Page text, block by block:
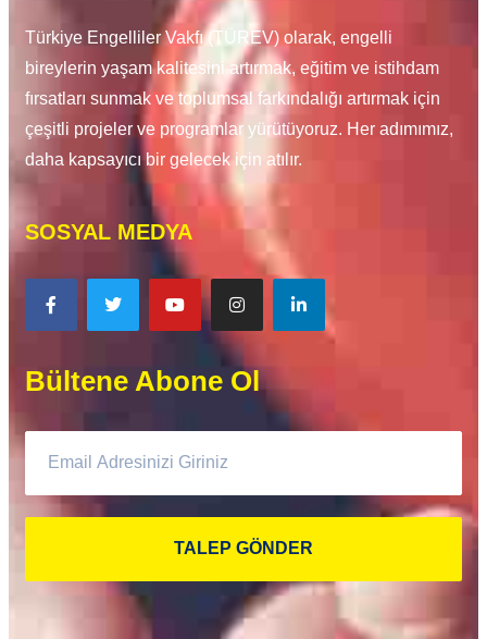
Türkiye Engelliler Vakfı (TÜREV) olarak, engelli
bireylerin yaşam kalitesini artırmak, eğitim ve istihdam
fırsatları sunmak ve toplumsal farkındalığı artırmak için
çeşitli projeler ve programlar yürütüyoruz. Her adımımız,
daha kapsayıcı bir gelecek için atılır.
SOSYAL MEDYA
Bültene Abone Ol
TALEP GÖNDER